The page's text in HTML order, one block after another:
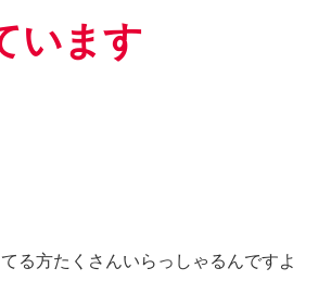
います
る方たくさんいらっしゃるんですよ